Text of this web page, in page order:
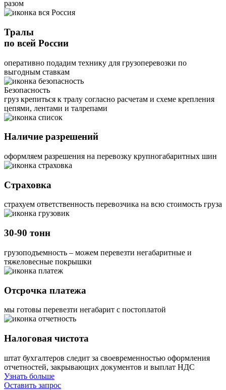
разом
Тралы
по всей России
оперативно подадим технику для грузоперевозки по
выгодным ставкам
Безопасность
груз крепиться к тралу согласно расчетам и схеме крепления
цепями, лентами и талрепами
Наличие разрешений
оформляем разрешения на перевозку крупногабаритных шин
Страховка
страхуем ответственность перевозчика на всю стоимость груза
30-90 тонн
грузоподъемность – можем перевезти негабаритные и
тяжеловесные покрышки
Отсрочка платежа
мы готовы перевезти негабарит с постоплатой
Налоговая чистота
штат бухгалтеров следит за своевременностью оформления
отчетностей, закрывающих документов и выплат НДС
Узнать больше
Оставить запрос